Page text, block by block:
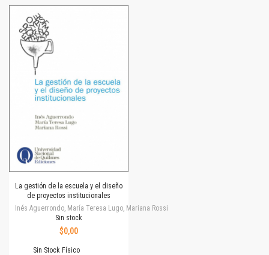
La gestión de la escuela y el diseño
de proyectos institucionales
Inés Aguerrondo, María Teresa Lugo, Mariana Rossi
Sin stock
$0,00
Sin Stock Físico